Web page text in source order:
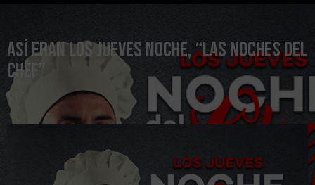
Así eran los jueves noche, “Las noches del
chef”